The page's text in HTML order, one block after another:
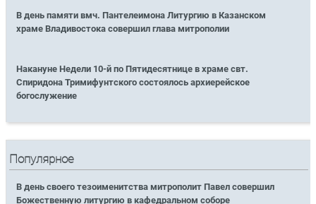
В день памяти вмч. Пантелеимона Литургию в Казанском
храме Владивостока совершил глава митрополии
Накануне Недели 10-й по Пятидесятнице в храме свт.
Спиридона Тримифунтского состоялось архиерейское
богослужение
Популярное
В день своего тезоименитства митрополит Павел совершил
Божественную литургию в кафедральном соборе